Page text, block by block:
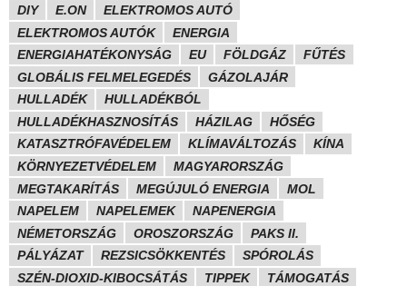
DIY
E.ON
ELEKTROMOS AUTÓ
ELEKTROMOS AUTÓK
ENERGIA
ENERGIAHATÉKONYSÁG
EU FÖLDGÁZ
FŰTÉS
GLOBÁLIS FELMELEGEDÉS
GÁZOLAJÁR
HULLADÉK
HULLADÉKBÓL
HULLADÉKHASZNOSÍTÁS
HÁZILAG
HŐSÉG
KATASZTRÓFAVÉDELEM
KLÍMAVÁLTOZÁS
KÍNA
KÖRNYEZETVÉDELEM
MAGYARORSZÁG
MEGTAKARÍTÁS
MEGÚJULÓ ENERGIA
MOL
NAPELEM
NAPELEMEK
NAPENERGIA
NÉMETORSZÁG
OROSZORSZÁG
PAKS II.
PÁLYÁZAT
REZSICSÖKKENTÉS
SPÓROLÁS
SZÉN-DIOXID-KIBOCSÁTÁS
TIPPEK
TÁMOGATÁS